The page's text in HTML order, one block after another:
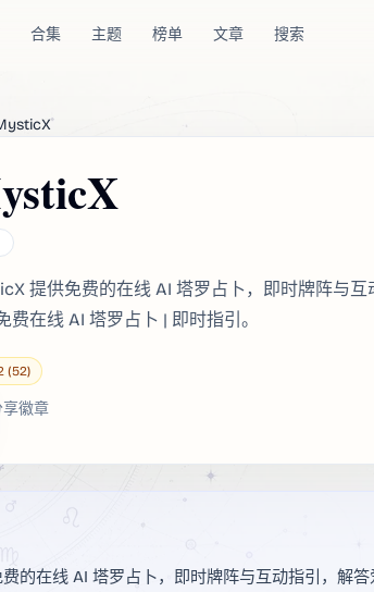
合集 主题 榜单 文章 搜索
提供免费的在线 AI 塔罗占卜，即时牌阵与
费在线 AI 塔罗占卜 | 即时指引。
(52)
享徽章
的在线 AI 塔罗占卜，即时牌阵与互动指引，解答